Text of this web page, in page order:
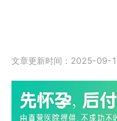
文章更新时间：2025-09-